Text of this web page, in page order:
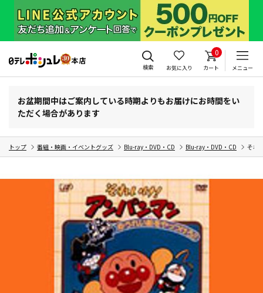
検索 お気に入り
0
カート メニュー
お盆期間中はご案内している時期よりもお届けにお時間をい
ただく場合があります
トップ 番組・映画・イベントグッズ Blu-ray・DVD・CD Blu-ray・DVD・CD それ